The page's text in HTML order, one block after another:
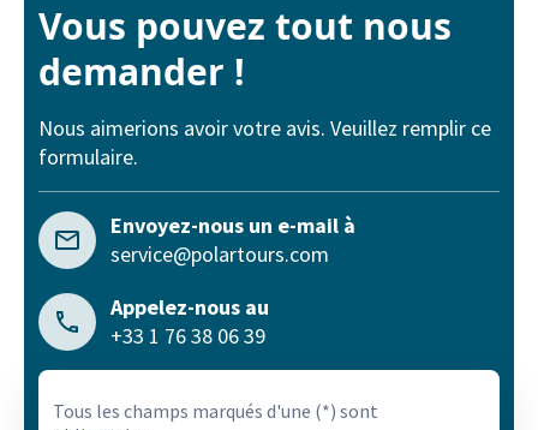
Vous pouvez tout nous
demander !
Nous aimerions avoir votre avis. Veuillez remplir ce
formulaire.
Envoyez-nous un e-mail à
service@polartours.com
Appelez-nous au
+33 1 76 38 06 39
Tous les champs marqués d'une (*) sont